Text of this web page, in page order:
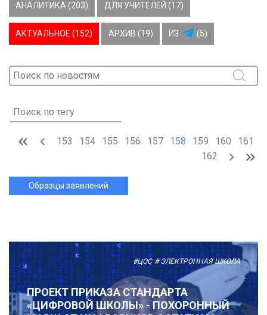
АНАЛИТИКА (203) ДЛЯ УЧИТЕЛЕЙ (17)
АКТУАЛЬНОЕ (152) АРХИВ (19) ИЗ (5)
153 154 155 156 157 158 159 160
161
162
Образцы заявлений
#ЦОС # ЭЛЕКТРОННАЯ ШКОЛА
ПРОЕКТ ПРИКАЗА СТАНДАРТА
«ЦИФРОВОЙ ШКОЛЫ» - ПОХОРОННЫЙ